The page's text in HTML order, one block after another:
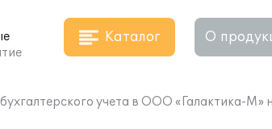
Каталог О
учета в ООО «Галактика-М»